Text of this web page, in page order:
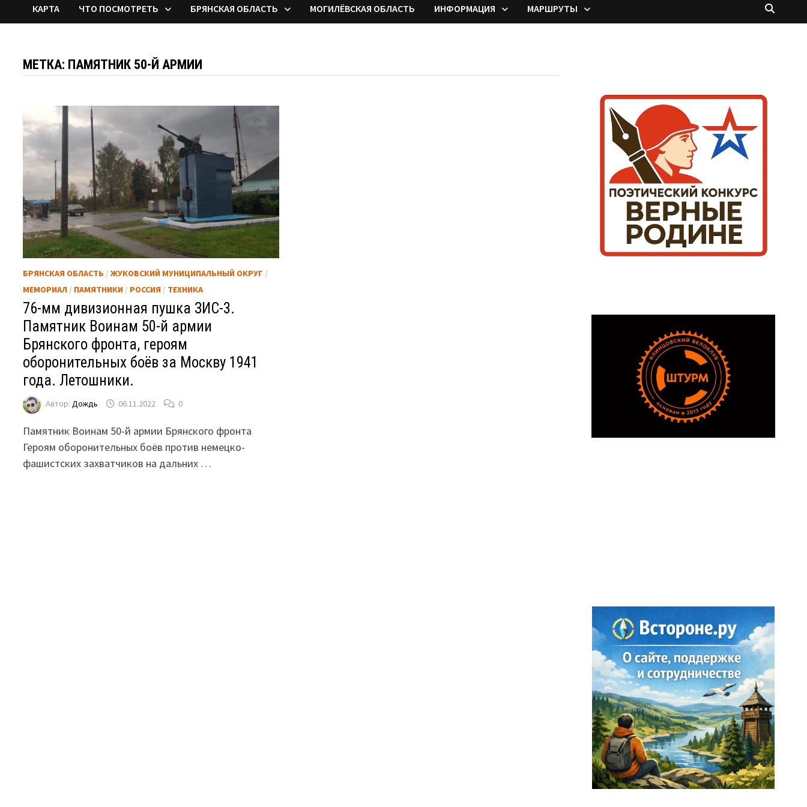
КАРТА ЧТО ПОСМОТРЕТЬ БРЯНСКАЯ ОБЛАСТЬ МОГИЛЁВСКАЯ ОБЛАСТЬ ИНФОРМАЦИЯ МАРШРУТЫ
МЕТКА: ПАМЯТНИК 50-Й АРМИИ
БРЯНСКАЯ ОБЛАСТЬ /ЖУКОВСКИЙ МУНИЦИПАЛЬНЫЙ ОКРУГ /
МЕМОРИАЛ / ПАМЯТНИКИ / РОССИЯ / ТЕХНИКА
76-мм дивизионная пушка ЗИС-3.
Памятник Воинам 50-й армии
Брянского фронта, героям
оборонительных боёв за Москву 1941
года. Летошники.
Автор:Дождь 06.11.2022 0
Памятник Воинам 50-й армии Брянского фронта
Героям оборонительных боёв против немецко-
фашистских захватчиков на дальних …